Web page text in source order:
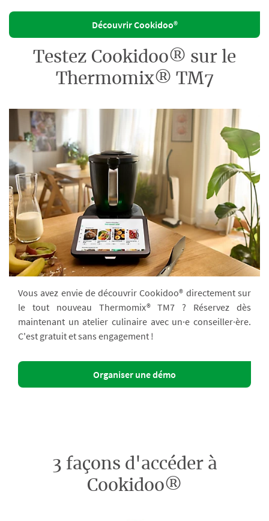
Découvrir Cookidoo®
Testez Cookidoo® sur le
Thermomix® TM7
Vous avez envie de découvrir Cookidoo® directement sur
le tout nouveau Thermomix® TM7 ? Réservez dès
maintenant un atelier culinaire avec un·e conseiller·ère.
C'est gratuit et sans engagement !
Organiser une démo
3 façons d'accéder à
Cookidoo®